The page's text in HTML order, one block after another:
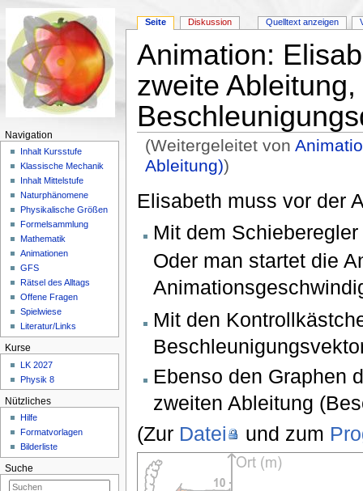
Animation:
zweite
(Weitergeleitet von
Ableitung))
Elisabeth muss vor der
Mit dem
Oder man startet die
Mit den
Ebenso den Graphen
zweiten Ableitung
(Zur Datei und zum
Seite Diskussion Quelltext anzeigen
Navigation
Inhalt Kursstufe
Klassische Mechanik
Inhalt Mittelstufe
Naturphänomene
Physikalische Größen
Formelsammlung
Mathematik
Animationen
GFS
Rätsel des Alltags
Offene Fragen
Spielwiese
Literatur/Links
Kurse
LK 2027
Physik 8
Nützliches
Hilfe
Formatvorlagen
Bilderliste
Suche